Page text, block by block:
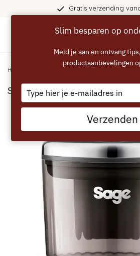
Gratis verzending
Home
SAGE the Puck Sucker -
Slim besparen op
Meld je aan en ontvang
productaanbevelingen
Type
your
email
Verzenden